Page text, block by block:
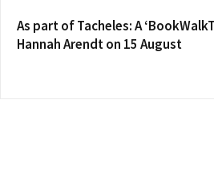
As part of Tacheles: A
Hannah Arendt on 15 August